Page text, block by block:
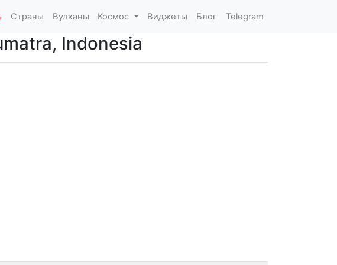
Страны Вулканы Космос Виджеты Блог Telegram
Indonesia